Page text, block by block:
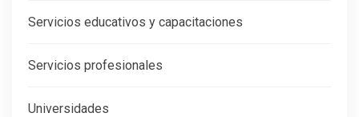
Servicios educativos y capacitaciones
Servicios profesionales
Universidades